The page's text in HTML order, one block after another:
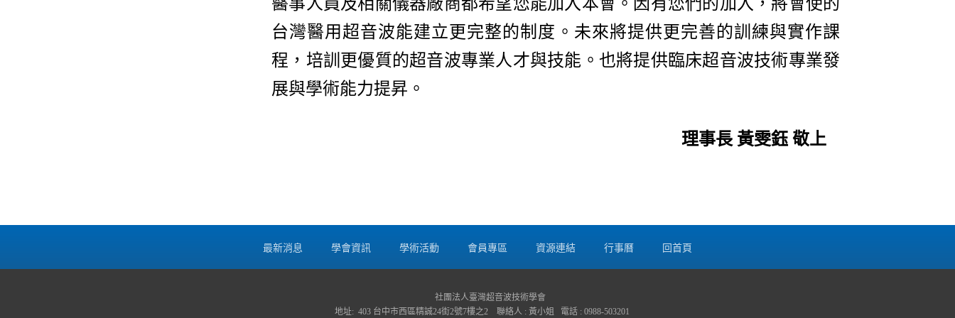
台灣醫用超音波能建立更完整的制度。未來將提供更完善的訓練與實作課
程，培訓更優質的超音波專業人才與技能。也將提供臨床超音波技術專業發
展與學術能力提昇。
理事長 黃雯鈺 敬上
最新消息 學會資訊 學術活動 會員專區 資源連結 行事曆 回首頁
社團法人臺灣超音波技術學會
地址: 403 台中市西區精誠24街2號7樓之2 聯絡人 : 黃小姐 電話 : 0988-503201